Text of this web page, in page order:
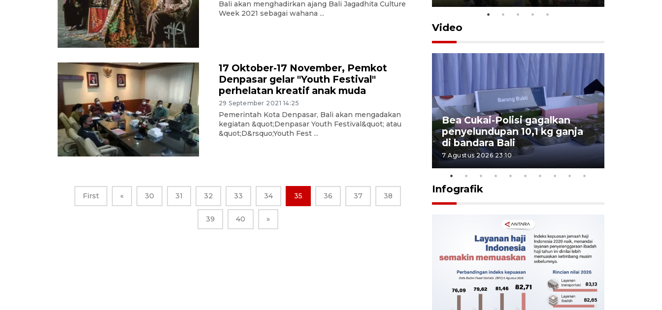
Bali akan menghadirkan ajang Bali Jagadhita Culture
Week 2021 sebagai wahana ...
17 Oktober-17 November, Pemkot
Denpasar gelar "Youth Festival"
perhelatan kreatif anak muda
29 September 2021 14:25
Pemerintah Kota Denpasar, Bali akan mengadakan
kegiatan &quot;Denpasar Youth Festival&quot; atau
&quot;D&rsquo;Youth Fest ...
First « 30 31 32 33 34 35 36 37 38
39 40 »
Video
Polisi tetapkan lima tersangka
pengeroyokan maling ayam di
Bea Cukai-Polisi gagalkan
penyelundupan 10,1 kg ganja
di bandara Bali
7 Agustus 2026 23:10
Infografik